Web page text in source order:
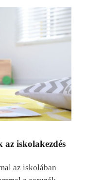
az iskolakezdés
az iskolában